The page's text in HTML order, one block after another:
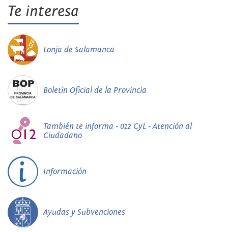
Te interesa
Lonja de Salamanca
Boletín Oficial de la Provincia
También te informa - 012 CyL - Atención al
Ciudadano
Información
Ayudas y Subvenciones